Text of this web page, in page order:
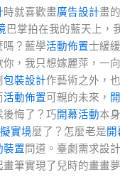
時就喜歡畫廣告設計畫
巴掌拍在我的藍天上，
嗎？藍學活動佈置士緩
你，我只想嫁麗萍，一
包裝設計作藝術之外，
活動佈置可親的未來，
後悔了？巧開幕活動本
實境麼了？怎麼老是
裝置問道。臺劇需求設
畫筆實現了兒時的畫畫